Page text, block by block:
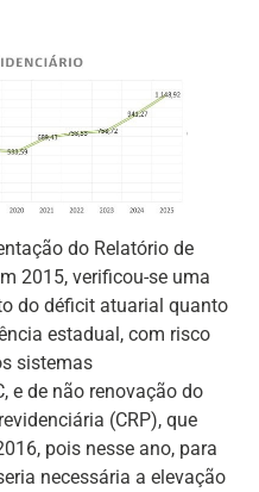
do Relatório de
2015, verificou-se uma
do déficit atuarial quanto
estadual, com risco
sistemas
e de não renovação do
(CRP), que
pois nesse ano, para
necessária a elevação